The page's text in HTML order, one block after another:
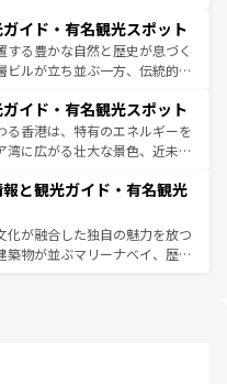
ほしい。 なお、新着の韓国情報はコンテンツ一
く。ハノイの古い町並みやホ
代の建物も、独特の雰囲気を
ラエティの豊かさとおいしさで
ベトナムコーヒーなどは、ぜ
地域を訪れてもあたたかい人々
で、きっと忘れられない旅にな
イド・有名観光スポット
る豊かな自然と歴史が息づく
ビルが立ち並ぶ一方、伝統的な
ではチェンマイなどの山岳地
ではプーケットやクラビの美し
楽しむことができる。タイ料理
、どの季節にも異なる楽しみ
タイの人々、仏教を中心とし
資源が、訪れる旅人を魅了し続
情報はコンテンツ一覧を参照して
イド・有名観光スポット
る香港は、特有のエネルギーを
湾に広がる壮大な景色、近未来
はず。観光スポットが密集し
回れるのも魅力。息をのむよ
まで、香港を存分に楽しみ尽く
情報はコンテンツ一覧を参照して
と観光ガイド・有名観光
化が融合した独自の魅力を放つ
築物が並ぶマリーナベイ、歴史
を楽しめる外せないスポット